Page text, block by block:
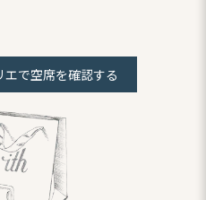
エで空席を確認する